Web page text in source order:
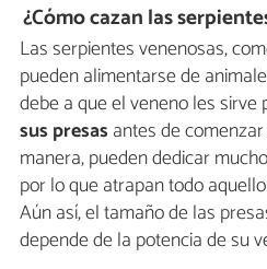
¿Cómo cazan las
Las serpientes venenosas,
pueden alimentarse de
debe a que el veneno les sirve
sus presas antes de
manera, pueden dedicar
por lo que atrapan todo
Aún así, el tamaño de las
depende de la potencia de su